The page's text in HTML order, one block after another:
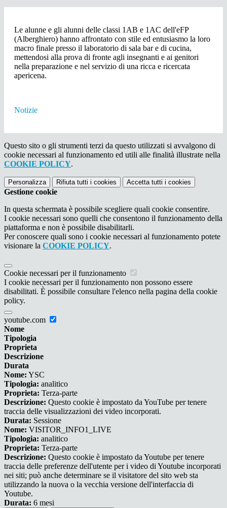
Le alunne e gli alunni delle classi 1AB e 1AC dell'eFP
(Alberghiero) hanno affrontato con stile ed entusiasmo la loro
macro finale presso il laboratorio di sala bar e di cucina,
mettendosi alla prova di fronte agli insegnanti e ai genitori
nella preparazione e nel servizio di una ricca e ricercata
apericena.
Notizie
Questo sito o gli strumenti terzi da questo utilizzati si avvalgono di
cookie necessari al funzionamento ed utili alle finalità illustrate nella
COOKIE POLICY.
Personalizza Rifiuta tutti i cookies Accetta tutti i cookies
Gestione cookie
In questa schermata è possibile scegliere quali cookie consentire.
I cookie necessari sono quelli che consentono il funzionamento della
piattaforma e non è possibile disabilitarli.
Per conoscere quali sono i cookie necessari al funzionamento potete
visionare la COOKIE POLICY.
Cookie necessari per il funzionamento
I cookie necessari per il funzionamento non possono essere
disabilitati. È possibile consultare l'elenco nella pagina della cookie
policy.
youtube.com
Nome
Tipologia
Proprieta
Descrizione
Durata
Nome: YSC
Tipologia: analitico
Proprieta: Terza-parte
Descrizione: Questo cookie è impostato da YouTube per tenere
traccia delle visualizzazioni dei video incorporati.
Durata: Sessione
Nome: VISITOR_INFO1_LIVE
Tipologia: analitico
Proprieta: Terza-parte
Descrizione: Questo cookie è impostato da Youtube per tenere
traccia delle preferenze dell'utente per i video di Youtube incorporati
nei siti; può anche determinare se il visitatore del sito web sta
utilizzando la nuova o la vecchia versione dell'interfaccia di
Youtube.
Durata: 6 mesi